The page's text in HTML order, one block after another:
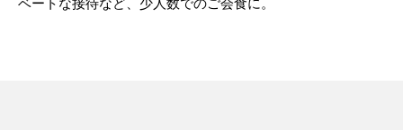
ベートな接待など、少人数でのご会食に。